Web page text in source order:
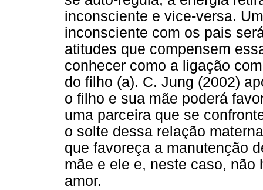
inconsciente e vice-versa.
inconsciente com os pais
atitudes que compensem
conhecer como a ligação
do filho (a). C. Jung (2002)
o filho e sua mãe poderá
uma parceira que se
o solte dessa relação
que favoreça a manutenção
mãe e ele e, neste caso, não
amor.